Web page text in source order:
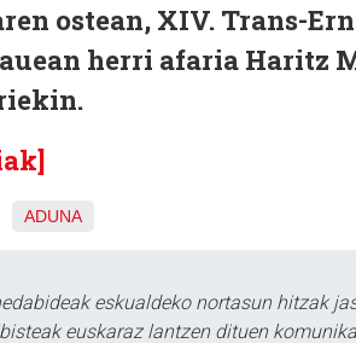
ostean, XIV. Trans-
herri afaria Haritz
ADUNA
eskualdeko nortasun hitzak
euskaraz lantzen dituen